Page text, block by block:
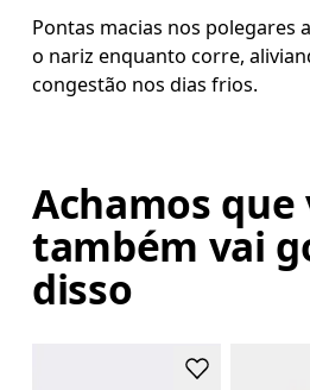
Pontas macias nos polegares
o nariz enquanto corre,
congestão nos dias frios.
Achamos que
também vai
disso